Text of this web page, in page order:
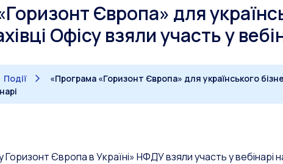
Європа» для
Офісу взяли участь у
Події
«Програма «Горизонт Європа» для українського
Горизонт Європа в Україні» НФДУ взяли участь у вебінарі